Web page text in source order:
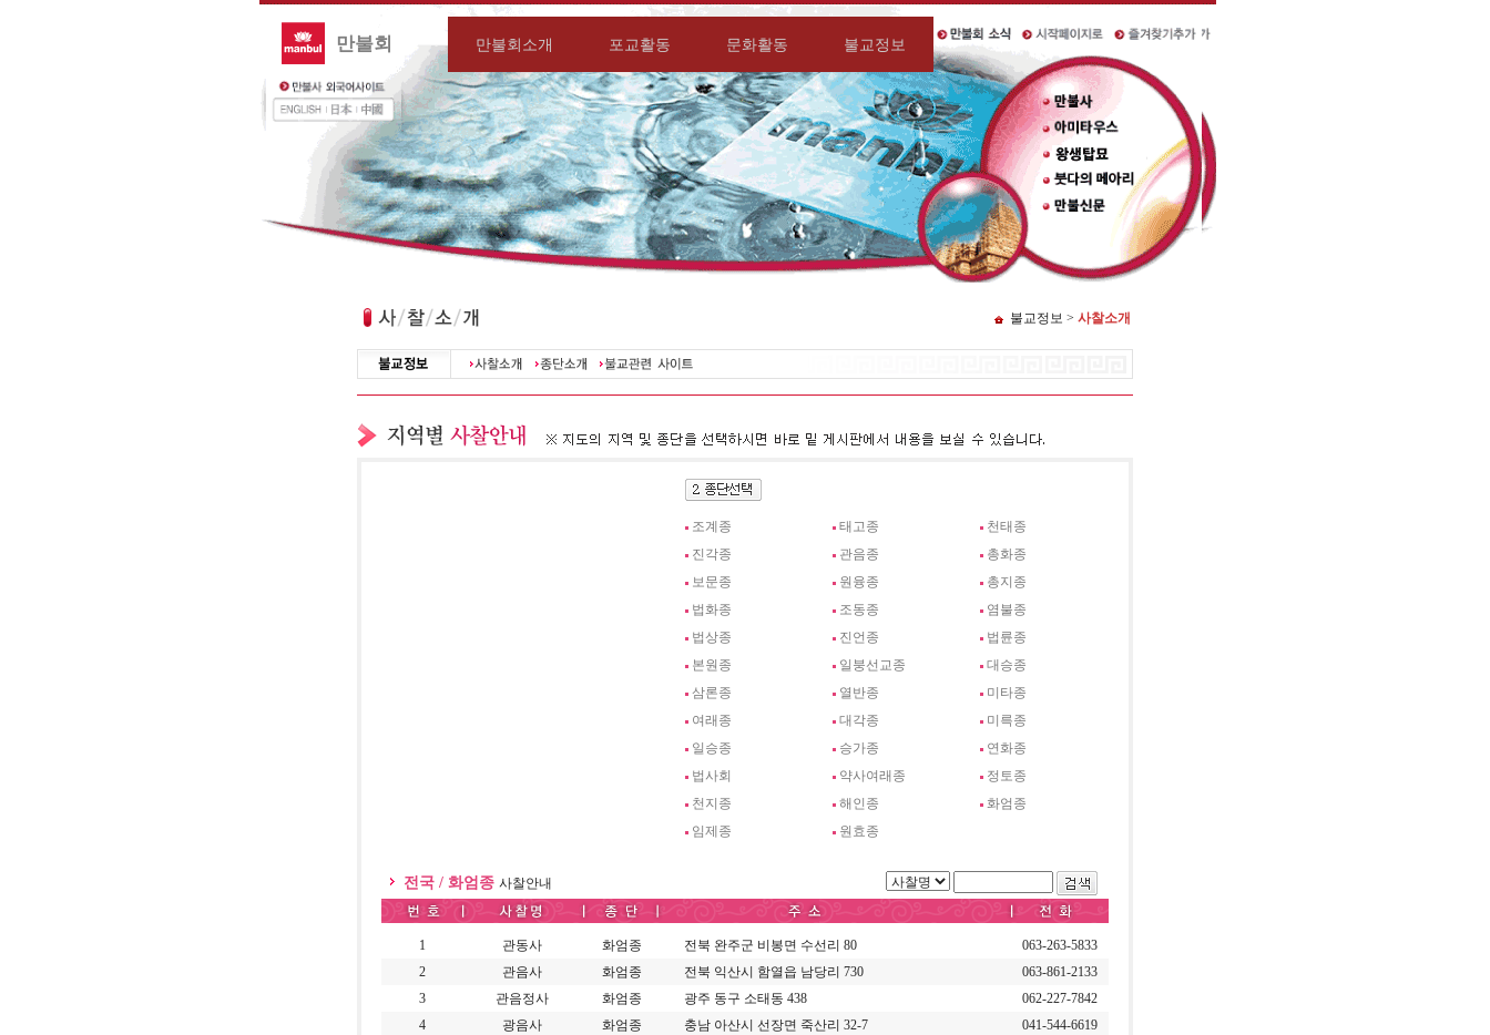
만불회 만불회소개 포교활동 문화활동 불교정보
불교정보 > 사찰소개
조계종 태고종
천태종
진각종
관음종
총화종
보문종
원융종
총지종
법화종
조동종
염불종
법상종
진언종
법륜종
본원종
일붕선교종
대승종
삼론종
열반종
미타종
여래종
대각종
미륵종
일승종
승가종
연화종
법사회
약사여래종
정토종
천지종
해인종
화엄종
임제종
원효종
전국 / 화엄종 사찰안내
1 관동사 화엄종 전북 완주군 비봉면 수선리 80
063-263-5833
2
관음사 화엄종 전북 익산시 함열읍 남당리 730
063-861-2133
3
관음정사 화엄종 광주 동구 소태동 438
062-227-7842
4
광음사 화엄종 충남 아산시 선장면 죽산리 32-7
041-544-6619